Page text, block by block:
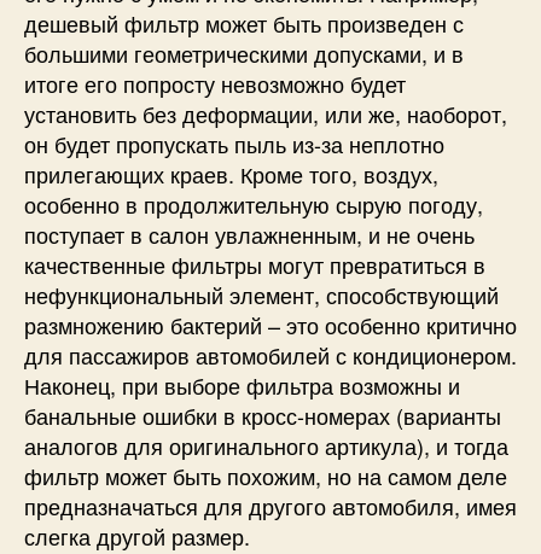
дешевый фильтр может быть произведен с
большими геометрическими допусками, и в
итоге его попросту невозможно будет
установить без деформации, или же, наоборот,
он будет пропускать пыль из-за неплотно
прилегающих краев. Кроме того, воздух,
особенно в продолжительную сырую погоду,
поступает в салон увлажненным, и не очень
качественные фильтры могут превратиться в
нефункциональный элемент, способствующий
размножению бактерий – это особенно критично
для пассажиров автомобилей с кондиционером.
Наконец, при выборе фильтра возможны и
банальные ошибки в кросс-номерах (варианты
аналогов для оригинального артикула), и тогда
фильтр может быть похожим, но на самом деле
предназначаться для другого автомобиля, имея
слегка другой размер.